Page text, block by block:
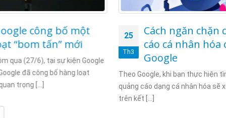
ngăn chặn quảng
cá nhân hóa của
khi bạn thực hiện tìm kiếm,
dạng cá nhân hóa sẽ xuất hiện
24
Th3
Google và
đang đánh nhau
Google và Facebook
trán nhau trong nhiều mảng hoạt
Sau khi được đầu tư mạnh hơn